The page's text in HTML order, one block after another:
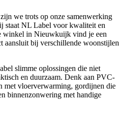
we trots op onze samenwerking
staat NL Label voor kwaliteit en
winkel in Nieuwkuijk vind je een
aansluit bij verschillende woonstijlen
slimme oplossingen die niet
en duurzaam. Denk aan PVC-
met vloerverwarming, gordijnen die
binnenzonwering met handige